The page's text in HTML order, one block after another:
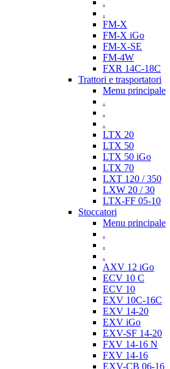
.
.
FM-X
FM-X iGo
FM-X-SE
FM-4W
FXR 14C-18C
Trattori e trasportatori
Menu principale
.
.
.
LTX 20
LTX 50
LTX 50 iGo
LTX 70
LXT 120 / 350
LXW 20 / 30
LTX-FF 05-10
Stoccatori
Menu principale
.
.
.
AXV 12 iGo
ECV 10 C
ECV 10
EXV 10C-16C
EXV 14-20
EXV iGo
EXV-SF 14-20
FXV 14-16 N
FXV 14-16
EXV-CB 06-16